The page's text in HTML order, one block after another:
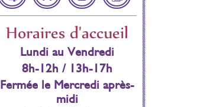
Administratives
Utiles
Scolaire
Affichage
réglementaire
NavetteDéchetteries
Bulletin
Municipal
Horaires d'accueil
Lundi au Vendredi
8h-12h / 13h-17h
Fermée le Mercredi après-
midi